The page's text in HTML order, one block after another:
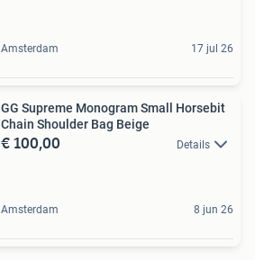
Amsterdam 17 jul 26
GG Supreme Monogram Small Horsebit
Chain Shoulder Bag Beige
€ 100,00 Details
Amsterdam 8 jun 26